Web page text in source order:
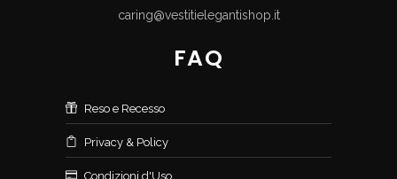
caring@vestitielegantishop.it
FAQ
Reso e Recesso
Privacy & Policy
Condizioni d'Uso